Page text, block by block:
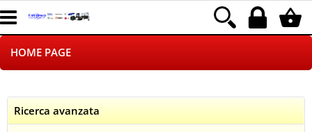
HOME PAGE
LOGISTICA
Ricerca avanzata